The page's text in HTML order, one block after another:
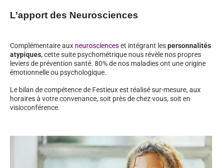
L’apport des Neurosciences
Complémentaire aux neuroscienceset intégrant lespersonnalités
atypiques, cette suite psychométrique nous révèle nos propres
leviers de prévention santé. 80% de nos maladies ont une origine
émotionnelle ou psychologique.
Le bilan de compétence de Festieux est réalisé sur-mesure, aux
horaires à votre convenance, soit près de chez vous, soit en
visioconférence.